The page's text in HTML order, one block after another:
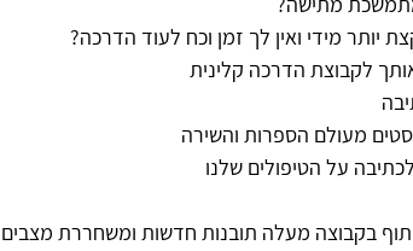
יותר מידי ואין לך זמן וכח לעוד הדרכה?
לקבוצת הדרכה קלינית
מעולם הספרות והשירה
על הטיפולים שלנו
בקבוצה מעלה תובנות חדשות ומשחררת מצבים